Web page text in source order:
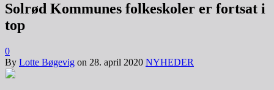
Solrød Kommunes folkeskoler er fortsat i
top
0
By Lotte Bøgevig on 28. april 2020 NYHEDER